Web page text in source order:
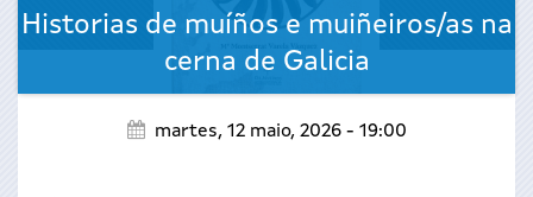
Historias de muíños e muiñeiros/as na
cerna de Galicia
martes, 12 maio, 2026 - 19:00